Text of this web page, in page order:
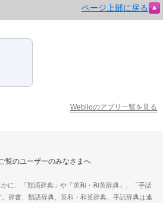
ページ上部に戻る
Weblioのアプリ一覧を見る
覧のユーザーのみなさまへ
に、「類語辞典」や「英和・和英辞典」、「手話
辞書、類語辞典、英和・和英辞典、手話辞典は連